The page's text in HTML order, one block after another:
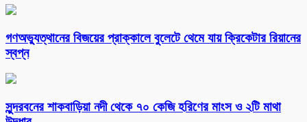
গণঅভ্যুত্থানের বিজয়ের প্রাক্কালে বুলেটে থেমে যায় ক্রিকেটার রিয়ানের
স্বপ্ন
সুন্দরবনের শাকবাড়িয়া নদী থেকে ৭০ কেজি হরিণের মাংস ও ২টি মাথা